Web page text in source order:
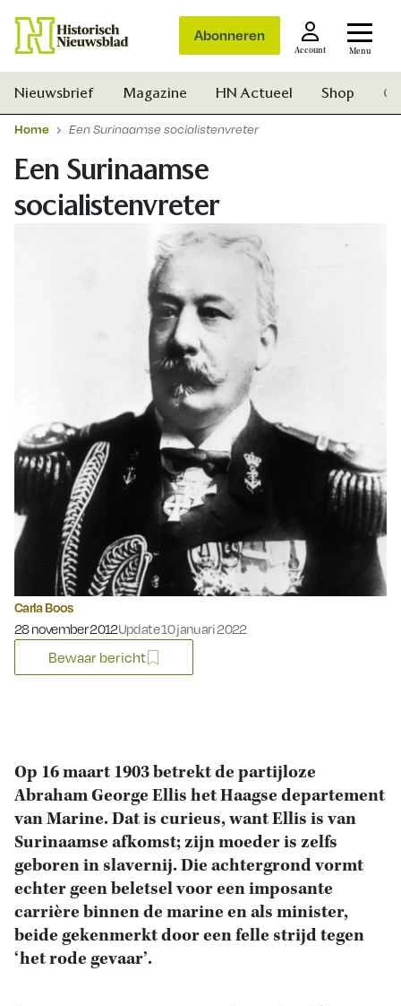
Abonneren
Account Menu
Nieuwsbrief Magazine HN Actueel Shop
Home Een Surinaamse socialistenvreter
Een Surinaamse
socialistenvreter
Carla Boos
Gepubliceerd op:
28 november 2012Update 10 januari 2022
Bewaar bericht
Op 16 maart 1903 betrekt de partijloze
Abraham George Ellis het Haagse departement
van Marine. Dat is curieus, want Ellis is van
Surinaamse afkomst; zijn moeder is zelfs
geboren in slavernij. Die achtergrond vormt
echter geen beletsel voor een imposante
carrière binnen de marine en als minister,
beide gekenmerkt door een felle strijd tegen
‘het rode gevaar’.